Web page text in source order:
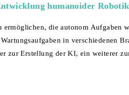
humanoider Robotik
ermöglichen, die autonom Aufgaben
in verschiedenen
zur Erstellung der KI, ein weiterer